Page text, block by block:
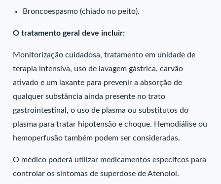
Broncoespasmo (chiado no peito).
O tratamento geral deve incluir:
Monitorização cuidadosa, tratamento em unidade de
terapia intensiva, uso de lavagem gástrica, carvão
ativado e um laxante para prevenir a absorção de
qualquer substância ainda presente no trato
gastrointestinal, o uso de plasma ou substitutos do
plasma para tratar hipotensão e choque. Hemodiálise ou
hemoperfusão também podem ser consideradas.
O médico poderá utilizar medicamentos específcos para
controlar os sintomas de superdose de Atenolol.